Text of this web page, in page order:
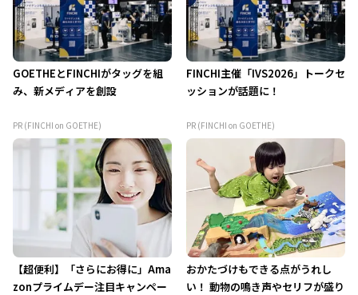
GOETHEとFINCHIがタッグを組
み、新メディアを創設
PR (FINCHI on GOETHE)
FINCHI主催「IVS2026」トークセ
ッションが話題に！
PR (FINCHI on GOETHE)
【超便利】「さらにお得に」Ama
zonプライムデー注目キャンペー
おかたづけもできる点がうれし
い！ 動物の鳴き声やセリフが盛り